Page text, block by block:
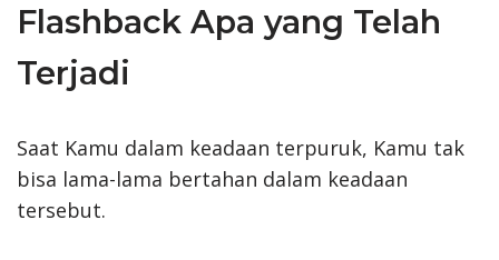
Flashback Apa yang Telah
Terjadi
Saat Kamu dalam keadaan terpuruk, Kamu tak
bisa lama-lama bertahan dalam keadaan
tersebut.